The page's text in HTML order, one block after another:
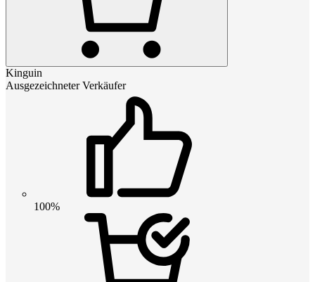
Kinguin
Ausgezeichneter Verkäufer
100%